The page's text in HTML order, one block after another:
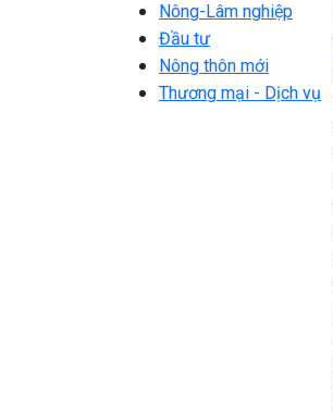
Nông-Lâm nghiệp
Đầu tư
Nông thôn mới
Thương mại - Dịch vụ